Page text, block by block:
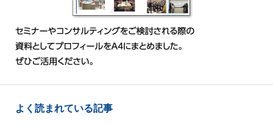
よく読まれている記事